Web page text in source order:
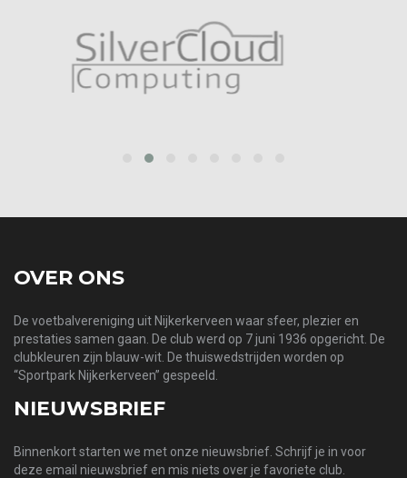
OVER ONS
De voetbalvereniging uit Nijkerkerveen waar sfeer, plezier en
prestaties samen gaan. De club werd op 7 juni 1936 opgericht. De
clubkleuren zijn blauw-wit. De thuiswedstrijden worden op
“Sportpark Nijkerkerveen” gespeeld.
NIEUWSBRIEF
Binnenkort starten we met onze nieuwsbrief. Schrijf je in voor
deze email nieuwsbrief en mis niets over je favoriete club.